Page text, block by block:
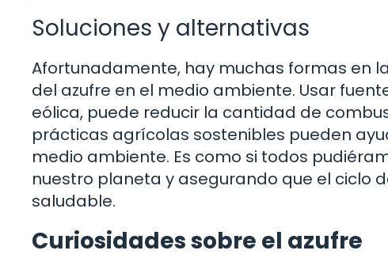
Soluciones y alternativas
Afortunadamente, hay muchas formas en
del azufre en el medio ambiente. Usar
eólica, puede reducir la cantidad de
prácticas agrícolas sostenibles pueden
medio ambiente. Es como si todos
nuestro planeta y asegurando que el ciclo
saludable.
Curiosidades sobre el azufre